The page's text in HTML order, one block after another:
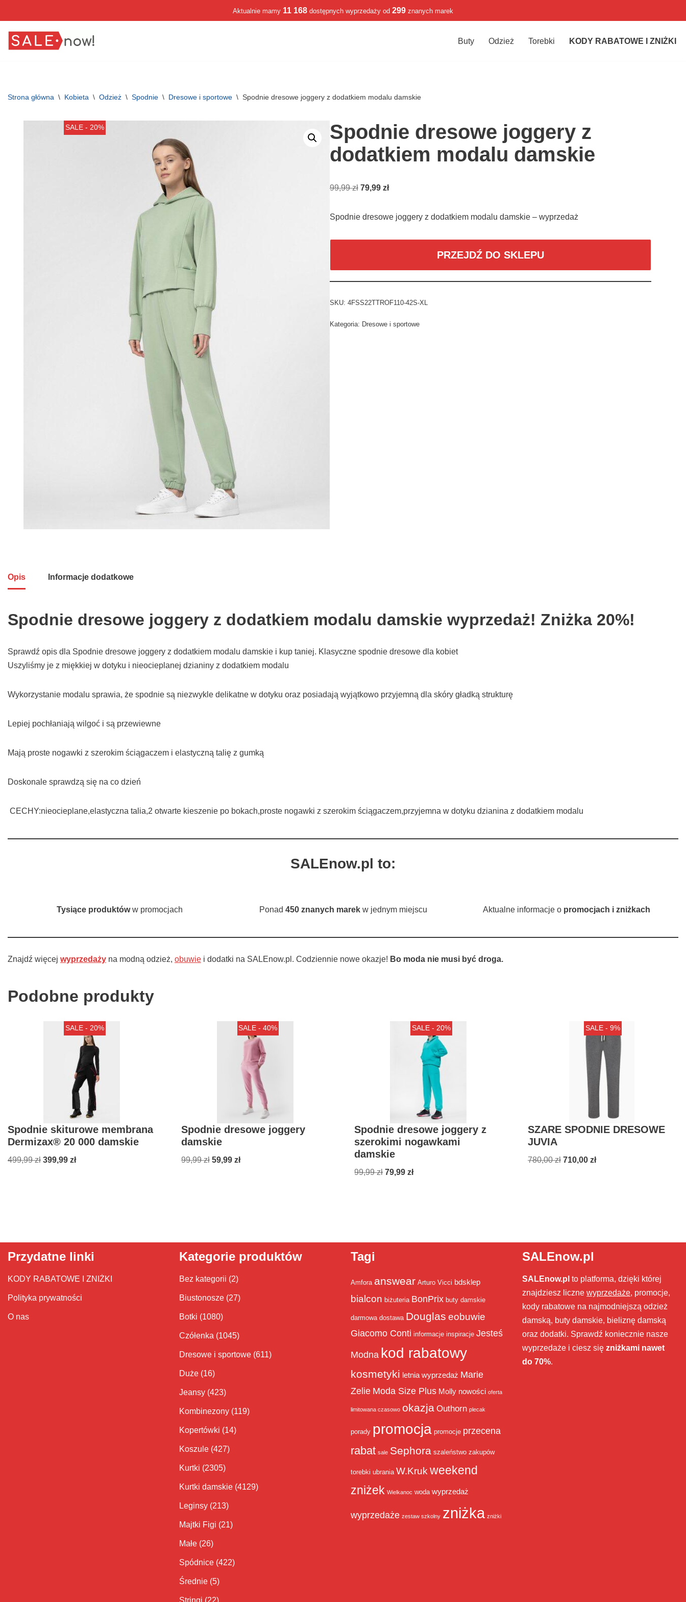
do
Aktualnie mamy 11 168 dostępnych wyprzedaży od 299 znanych marek
Buty Odzież Torebki KODY RABATOWE I ZNIŻKI
Strona główna \ Kobieta \ Odzież \ Spodnie \ Dresowe i sportowe \ Spodnie dresowe joggery z dodatkiem modalu damskie
SALE - 20%
Spodnie dresowe joggery z
dodatkiem modalu damskie
99,99zł 79,99 zł
Spodnie dresowe joggery z dodatkiem modalu damskie – wyprzedaż
PRZEJDŹ DO SKLEPU
SKU: 4FSS22TTROF110-42S-XL
Kategoria: Dresowe i sportowe
Opis Informacje dodatkowe
Spodnie dresowe joggery z dodatkiem modalu damskie wyprzedaż! Zniżka 20%!
Sprawdź opis dla Spodnie dresowe joggery z dodatkiem modalu damskie i kup taniej. Klasyczne spodnie dresowe dla kobiet
Uszyliśmy je z miękkiej w dotyku i nieocieplanej dzianiny z dodatkiem modalu
Wykorzystanie modalu sprawia, że spodnie są niezwykle delikatne w dotyku oraz posiadają wyjątkowo przyjemną dla skóry gładką strukturę
Lepiej pochłaniają wilgoć i są przewiewne
Mają proste nogawki z szerokim ściągaczem i elastyczną talię z gumką
Doskonale sprawdzą się na co dzień
CECHY:nieocieplane,elastyczna talia,2 otwarte kieszenie po bokach,proste nogawki z szerokim ściągaczem,przyjemna w dotyku dzianina z dodatkiem modalu
SALEnow.pl to:
Tysiące produktóww promocjach Ponad 450 znanych marekw jednym miejscu Aktualne informacje o promocjach i zniżkach
Znajdź więcej wyprzedaży na modną odzież, obuwie i dodatki na SALEnow.pl. Codziennie nowe okazje! Bo moda nie musi być droga.
Podobne produkty
SALE - 20%
Spodnie skiturowe membrana
Dermizax® 20 000 damskie
499,99zł 399,99 zł
SALE - 40%
Spodnie dresowe joggery
damskie
99,99zł 59,99 zł
SALE - 20%
Spodnie dresowe joggery z
szerokimi nogawkami
damskie
99,99zł 79,99zł
SALE - 9%
SZARE SPODNIE DRESOWE
JUVIA
780,00zł 710,00 zł
Przydatne linki
KODY RABATOWE I ZNIŻKI
Polityka prywatności
O nas
Kategorie produktów
Bez kategorii (2)
Biustonosze (27)
Botki (1080)
Czółenka (1045)
Dresowe i sportowe (611)
Duże (16)
Jeansy (423)
Kombinezony (119)
Kopertówki (14)
Koszule (427)
Kurtki (2305)
Kurtki damskie (4129)
Leginsy (213)
Majtki Figi (21)
Małe (26)
Spódnice (422)
Średnie (5)
Stringi (22)
Tagi
Amfora answear Arturo Vicci bdsklep
bialcon biżuteria BonPrix buty damskie
darmowa dostawa Douglas eobuwie
Giacomo Conti informacje inspiracje Jesteś
Modna kod rabatowy
kosmetyki letnia wyprzedaż Marie
Zelie Moda Size Plus Molly nowości oferta
limitowana czasowo okazja Outhorn plecak
porady promocja promocje przecena
rabat sale Sephora szaleństwo zakupów
torebki ubrania W.Kruk weekend
zniżek Wielkanoc woda wyprzedaż
wyprzedaże zestaw szkolny zniżka zniżki
SALEnow.pl
SALEnow.pl to platforma, dzięki której
znajdziesz liczne wyprzedaże, promocje,
kody rabatowe na najmodniejszą odzież
damską, buty damskie, bieliznę damską
oraz dodatki. Sprawdź koniecznie nasze
wyprzedaże i ciesz się zniżkami nawet
do 70%.